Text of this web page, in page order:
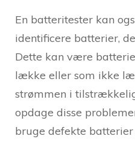
En batteritester kan
identificere batterier,
Dette kan være
lække eller som ikke
strømmen i
opdage disse
bruge defekte